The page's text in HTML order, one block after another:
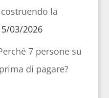
la
03/2026
7 persone su
di pagare?